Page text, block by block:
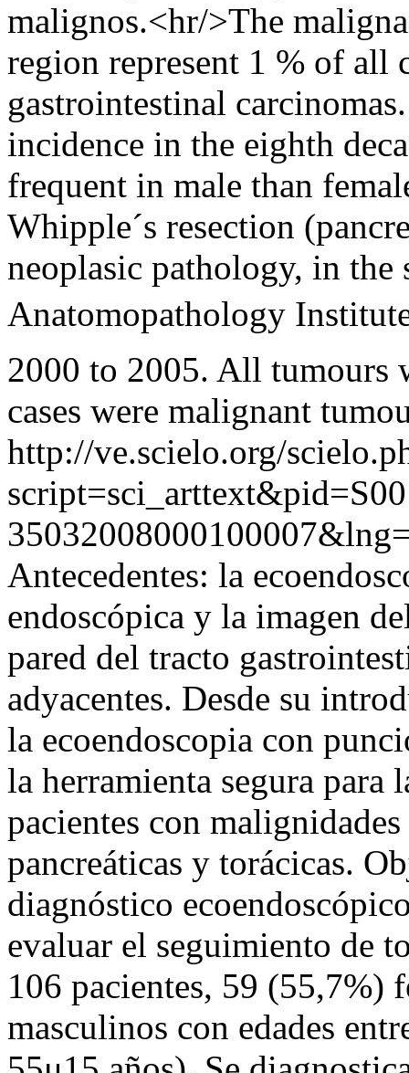
malignos.<hr/>The
region represent 1 % of all
gastrointestinal
incidence in the eighth
frequent in male than
Whipple´s resection
neoplasic pathology, in
Anatomopathology Institute
2000 to 2005. All tumours
cases were malignant
http://ve.scielo.org/
Antecedentes: la
endoscópica y la imagen
pared del tracto
adyacentes. Desde su
la ecoendoscopia con
la herramienta segura para
pacientes con
pancreáticas y torácicas.
diagnóstico
evaluar el seguimiento de
106 pacientes, 59 (55,7%)
masculinos con edades